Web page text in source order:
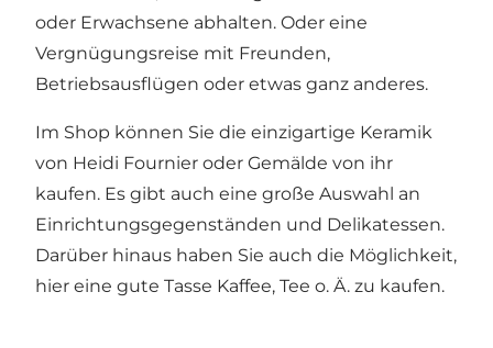
oder Erwachsene abhalten. Oder eine
Vergnügungsreise mit Freunden,
Betriebsausflügen oder etwas ganz anderes.
Im Shop können Sie die einzigartige Keramik
von Heidi Fournier oder Gemälde von ihr
kaufen. Es gibt auch eine große Auswahl an
Einrichtungsgegenständen und Delikatessen.
Darüber hinaus haben Sie auch die Möglichkeit,
hier eine gute Tasse Kaffee, Tee o. Ä. zu kaufen.